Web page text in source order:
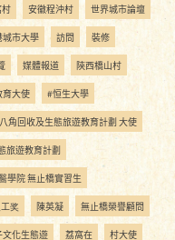
安徽程沖村 世界城市論壇
城市大學 訪問 裝修
媒體報道 陝西橋山村
育大使 #恒生大學
八角回收及生態旅遊教育計劃 大使
旅遊教育計劃
學院 無止橋實習生
奖 陳英凝 無止橋榮譽顧問
文化生態遊 荔窩在 村大使